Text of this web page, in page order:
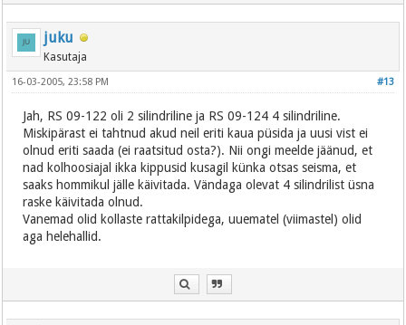
juku
Kasutaja
#13
16-03-2005, 23:58 PM
Jah, RS 09-122 oli 2 silindriline ja RS 09-124 4 silindriline.
Miskipärast ei tahtnud akud neil eriti kaua püsida ja uusi vist ei
olnud eriti saada (ei raatsitud osta?). Nii ongi meelde jäänud, et
nad kolhoosiajal ikka kippusid kusagil künka otsas seisma, et
saaks hommikul jälle käivitada. Vändaga olevat 4 silindrilist üsna
raske käivitada olnud.
Vanemad olid kollaste rattakilpidega, uuematel (viimastel) olid
aga helehallid.